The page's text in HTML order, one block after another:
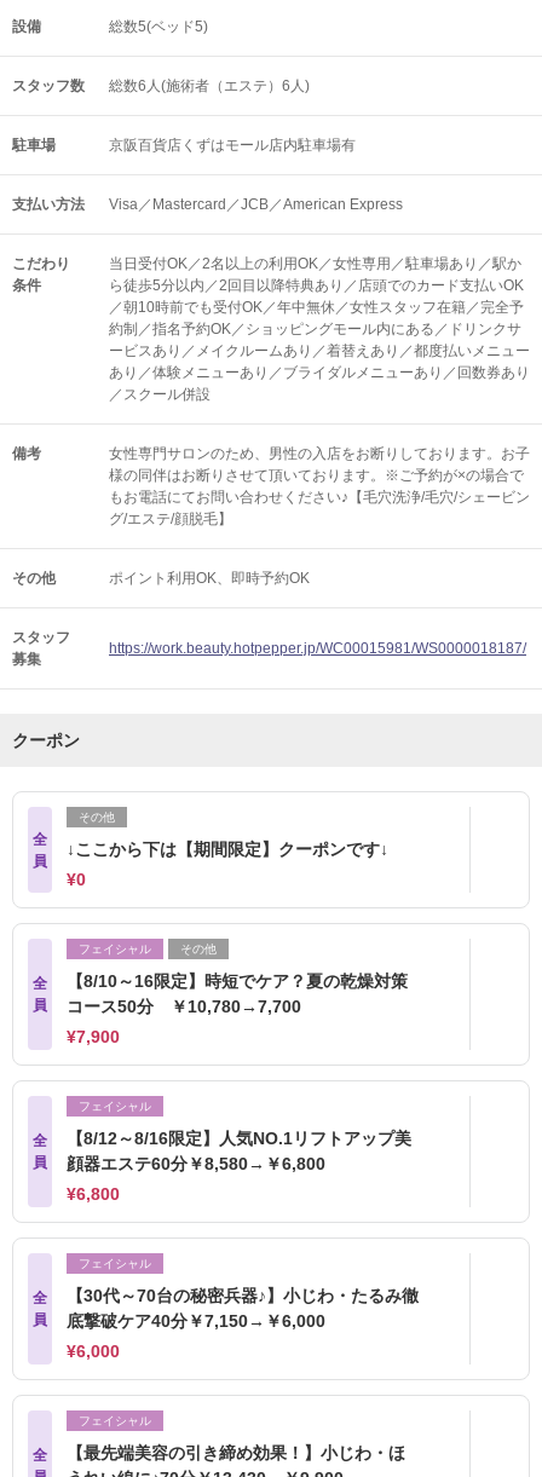
設備 総数5(ベッド5)
スタッフ数 総数6人(施術者（エステ）6人)
駐車場 京阪百貨店くずはモール店内駐車場有
支払い方法 Visa／Mastercard／JCB／American Express
こだわり
条件
当日受付OK／2名以上の利用OK／女性専用／駐車場あり／駅か
ら徒歩5分以内／2回目以降特典あり／店頭でのカード支払いOK
／朝10時前でも受付OK／年中無休／女性スタッフ在籍／完全予
約制／指名予約OK／ショッピングモール内にある／ドリンクサ
ービスあり／メイクルームあり／着替えあり／都度払いメニュー
あり／体験メニューあり／ブライダルメニューあり／回数券あり
／スクール併設
備考
女性専門サロンのため、男性の入店をお断りしております。お子
様の同伴はお断りさせて頂いております。※ご予約が×の場合で
もお電話にてお問い合わせください♪【毛穴洗浄/毛穴/シェービン
グ/エステ/顔脱毛】
その他 ポイント利用OK 即時予約OK
スタッフ
募集
https://work.beauty.hotpepper.jp/WC00015981/WS0000018187/
クーポン
全
員
その他
↓ここから下は【期間限定】クーポンです↓
¥0
全
員
フェイシャル その他
【8/10～16限定】時短でケア？夏の乾燥対策
コース50分 ￥10,780→7,700
¥7,900
全
員
フェイシャル
【8/12～8/16限定】人気NO.1リフトアップ美
顔器エステ60分￥8,580→￥6,800
¥6,800
全
員
フェイシャル
【30代～70台の秘密兵器♪】小じわ・たるみ徹
底撃破ケア40分￥7,150→￥6,000
¥6,000
全
フェイシャル
【最先端美容の引き締め効果！】小じわ・ほ